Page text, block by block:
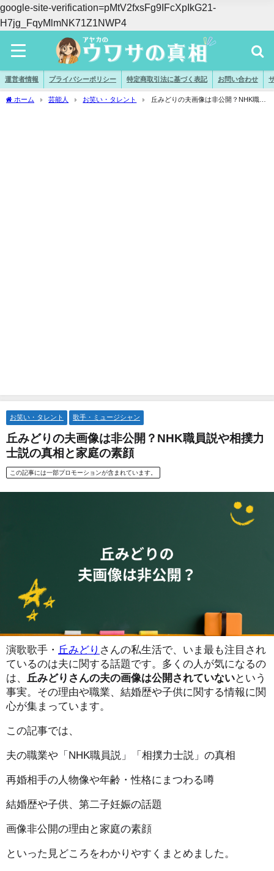
google-site-verification=pMtV2fxsFg9IFcXpIkG21-
H7jg_FqyMlmNK71Z1NWP4
運営者情報 プライバシーポリシー 特定商取引法に基づく表記 お問い合わせ
ホーム 芸能人 お笑い・タレント
丘みどりの夫画像は非公開？NHK職員
お笑い・タレント 歌手・ミュージシャン
丘みどりの夫画像は非公開？NHK職員説や相撲力
士説の真相と家庭の素顔
この記事には一部プロモーションが含まれています。
演歌歌手・ 丘みどり さんの私生活で、いま最も注目され
ているのは夫に関する話題です。多くの人が気になるの
は、
丘みどりさんの夫の画像は公開されていないという
事実。その理由や職業、結婚歴や子供に関する情報に関
心が集まっています。
この記事では、
夫の職業や「NHK職員説」「相撲力士説」の真相
再婚相手の人物像や年齢・性格にまつわる噂
結婚歴や子供、第二子妊娠の話題
画像非公開の理由と家庭の素顔
といった見どころをわかりやすくまとめました。